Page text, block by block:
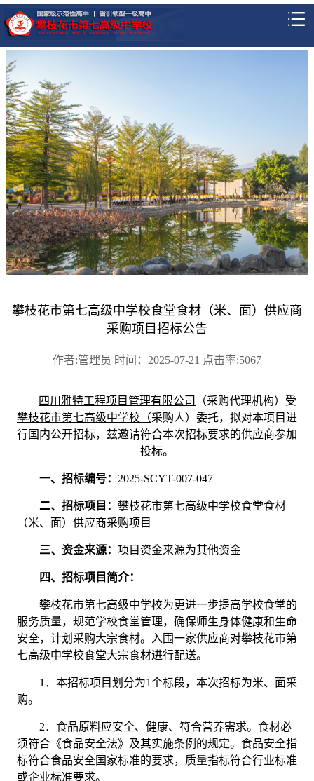
攀枝花市第七高级中学校食堂食材（米、面）供应商
采购项目招标公告
作者:管理员 时间：2025-07-21 点击率:5067
四川雅特工程项目管理有限公司
（采购代理机构）受
攀枝花市第七高级中学校（采购人） 委托，拟对本项目进
行国内公开招标，兹邀请符合本次招标要求的供应商参加
投标。
一、招标编号： 2025-SCYT-007-047
二、招标项目：攀枝花市第七高级中学校食堂食材
（米、面）供应商采购项目
三、资金来源：项 目 资金来源为其他资金
四、招标项目简介：
攀枝花市第七高级中学校为更进一步提高学校食堂的
服务质量，规范学校食堂管理，确保师生身体健康和生命
安全，计划采购大宗食材。入围一家供应商对攀枝花市第
七高级中学校食堂大宗食材进行配送。
1． 本招标项目划分为1个标段，本次招标为米、面采
购。
2． 食品原料应安全、健康、符合营养需求。食材必
须符合《食品安全法》及其实施条例的规定。食品安全指
标符合食品安全国家标准的要求，质量指标符合行业标准
或企业标准要求。